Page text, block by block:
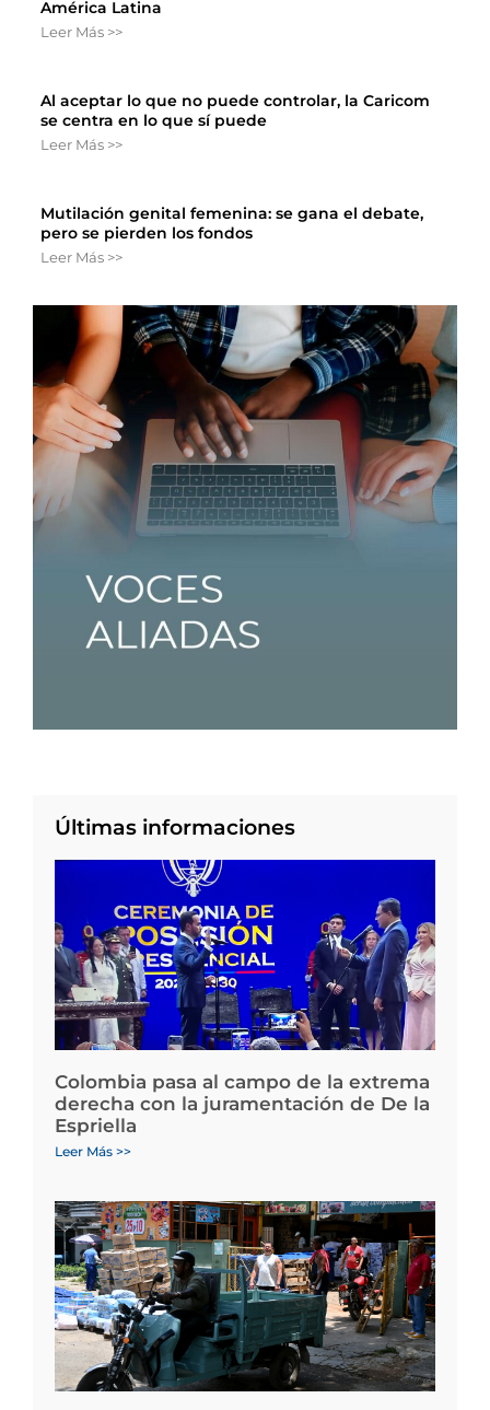
América Latina
Leer Más >>
Al aceptar lo que no puede controlar, la Caricom
se centra en lo que sí puede
Leer Más >>
Mutilación genital femenina: se gana el debate,
pero se pierden los fondos
Leer Más >>
Últimas informaciones
Colombia pasa al campo de la extrema
derecha con la juramentación de De la
Espriella
Leer Más >>